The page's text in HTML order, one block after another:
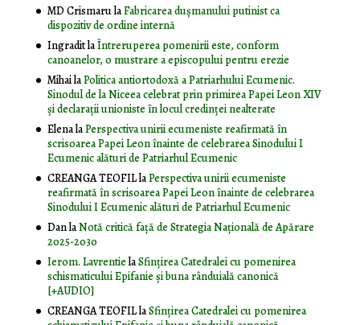
MD CrismarulaFabricarea dușmanului putinist ca
dispozitiv de ordine internă
IngraditlaÎntreruperea pomenirii este, conform
canoanelor, o mustrare a episcopului pentru erezie
MihailaPolitica antiortodoxă a Patriarhului Ecumenic.
Sinodul de la Niceea celebrat prin primirea Papei Leon XIV
și declarații unioniste în locul credinței nealterate
ElenalaPerspectiva unirii ecumeniste reafirmată în
scrisoarea Papei Leon înainte de celebrarea Sinodului I
Ecumenic alături de Patriarhul Ecumenic
CREANGA TEOFILlaPerspectiva unirii ecumeniste
reafirmată în scrisoarea Papei Leon înainte de celebrarea
Sinodului I Ecumenic alături de Patriarhul Ecumenic
DanlaNotă critică faţă de Strategia Naţională de Apărare
2025-2030
Ierom. LavrentielaSfințirea Catedralei cu pomenirea
schismaticului Epifanie și buna rânduială canonică
[+AUDIO]
CREANGA TEOFILlaSfințirea Catedralei cu pomenirea